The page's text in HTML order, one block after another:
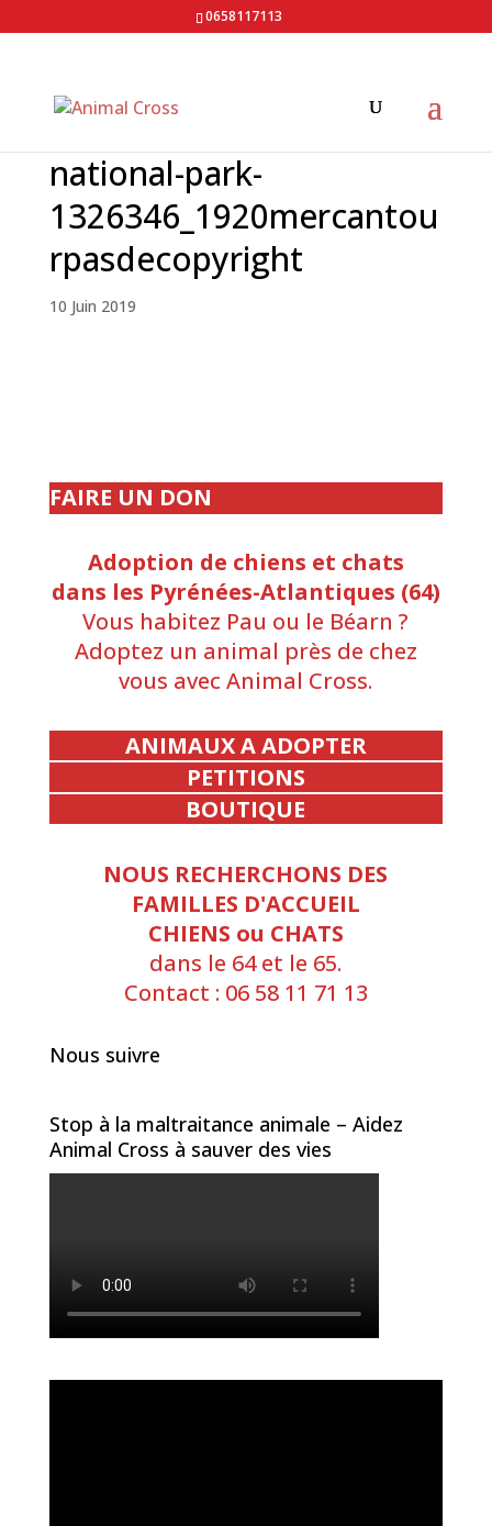
0658117113
national-park-
1326346_1920mercantou
rpasdecopyright
10 Juin 2019
FAIRE UN DON
Adoption de chiens et chats
dans les Pyrénées-Atlantiques (64)
Vous habitez Pau ou le Béarn ?
Adoptez un animal près de chez
vous avec Animal Cross.
ANIMAUX A ADOPTER
PETITIONS
BOUTIQUE
NOUS RECHERCHONS DES
FAMILLES D'ACCUEIL
CHIENS ou CHATS
dans le 64 et le 65.
Contact : 06 58 11 71 13
Nous suivre
Stop à la maltraitance animale – Aidez
Animal Cross à sauver des vies